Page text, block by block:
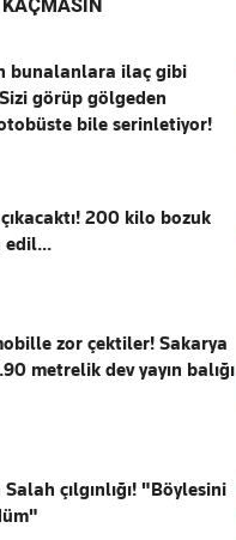
bunalanlara ilaç gibi
görüp gölgeden
bile serinletiyor!
200 kilo bozuk
edil...
zor çektiler! Sakarya
metrelik dev yayın balığı
çılgınlığı! "Böylesini